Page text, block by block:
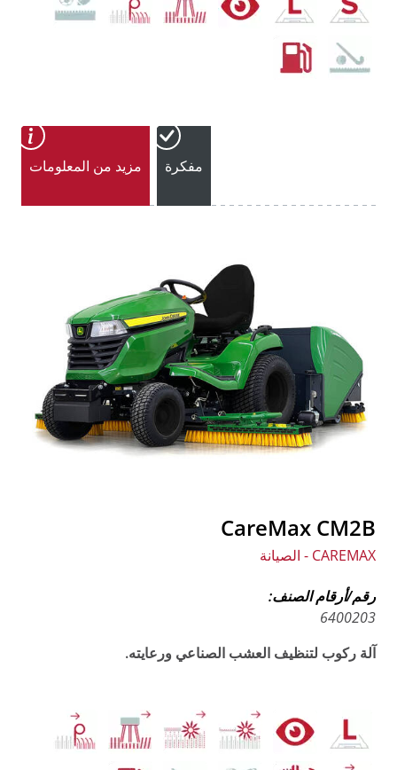
مفكرة مزيد من المعلومات
CareMax CM2B
CAREMAX - الصيانة
رقم/أرقام الصنف:
6400203
آلة ركوب لتنظيف العشب الصناعي ورعايته.